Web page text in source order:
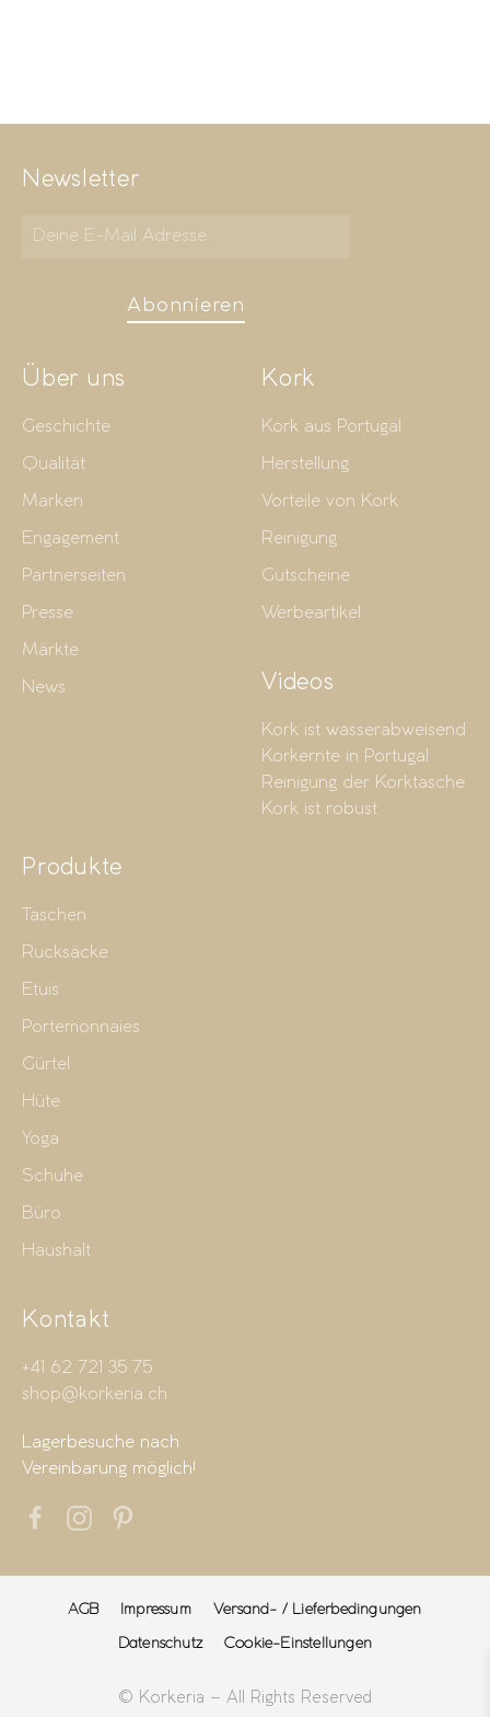
Newsletter
Abonnieren
Über uns
Geschichte
Qualität
Marken
Engagement
Partnerseiten
Presse
Märkte
News
Kork
Kork aus Portugal
Herstellung
Vorteile von Kork
Reinigung
Gutscheine
Werbeartikel
Videos
Kork ist wasserabweisend
Korkernte in Portugal
Reinigung der Korktasche
Kork ist robust
Produkte
Taschen
Rucksäcke
Etuis
Portemonnaies
Gürtel
Hüte
Yoga
Schuhe
Büro
Haushalt
Kontakt
+41 62 721 35 75
shop@korkeria.ch
Lagerbesuche nach
Vereinbarung möglich!
AGB Impressum
Versand- / Lieferbedingungen
Datenschutz
Cookie-Einstellungen
© Korkeria – All Rights Reserved